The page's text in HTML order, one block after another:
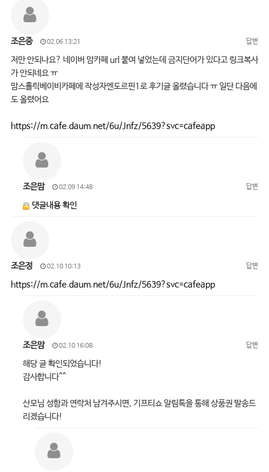
조은중 02.06 13:21 답변
저만 안되나요? 네이버 맘카페 url 붙여 넣었는데 금지단어가 있다고 링크복사
가 안되네요 ㅠ
맘스홀릭베이비카페에 작성자엔도르핀1로 후기글 올렸습니다 ㅠ 일단 다음에
도 올렸어요
https://m.cafe.daum.net/6u/Jnfz/5639?svc=cafeapp
조은맘 02.09 14:48 답변
댓글내용 확인
조은정 02.10 10:13 답변
https://m.cafe.daum.net/6u/Jnfz/5639?svc=cafeapp
조은맘 02.10 16:08 답변
해당 글 확인되었습니다!
감사합니다^^
산모님 성함과 연락처 남겨주시면, 기프티쇼 알림톡을 통해 상품권 발송드
리겠습니다!